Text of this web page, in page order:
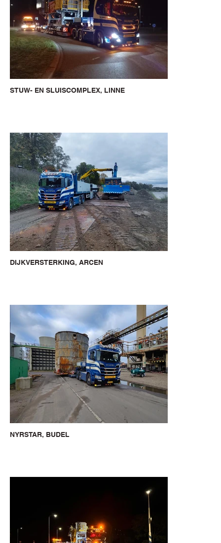
STUW- EN SLUISCOMPLEX, LINNE
DIJKVERSTERKING, ARCEN
NYRSTAR, BUDEL